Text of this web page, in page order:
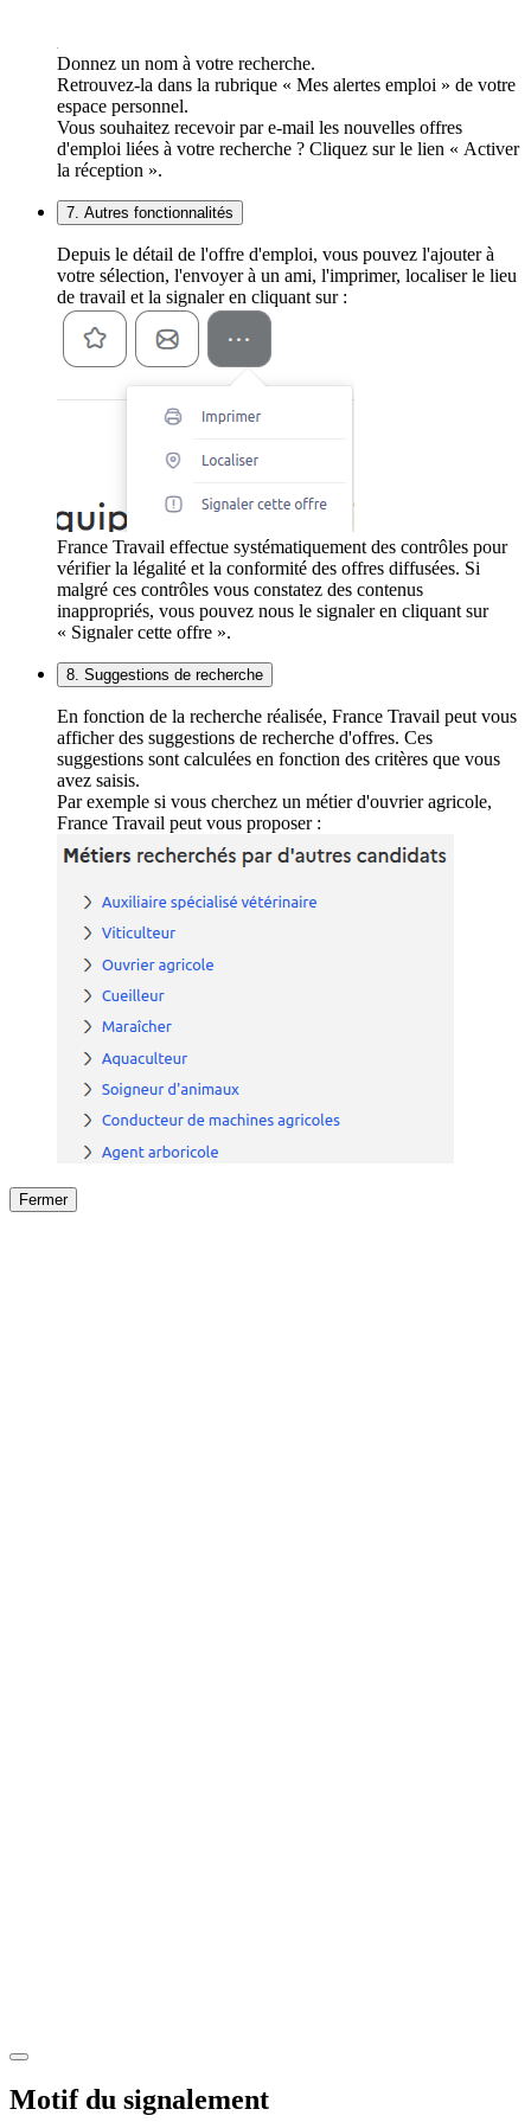
Donnez un nom à votre recherche.
Retrouvez-la dans la rubrique « Mes alertes emploi » de votre
espace personnel.
Vous souhaitez recevoir par e-mail les nouvelles offres
d'emploi liées à votre recherche ? Cliquez sur le lien « Activer
la réception ».
7. Autres fonctionnalités
Depuis le détail de l'offre d'emploi, vous pouvez l'ajouter à
votre sélection, l'envoyer à un ami, l'imprimer, localiser le lieu
de travail et la signaler en cliquant sur :
France Travail effectue systématiquement des contrôles pour
vérifier la légalité et la conformité des offres diffusées. Si
malgré ces contrôles vous constatez des contenus
inappropriés, vous pouvez nous le signaler en cliquant sur
« Signaler cette offre ».
8. Suggestions de recherche
En fonction de la recherche réalisée, France Travail peut vous
afficher des suggestions de recherche d'offres. Ces
suggestions sont calculées en fonction des critères que vous
avez saisis.
Par exemple si vous cherchez un métier d'ouvrier agricole,
France Travail peut vous proposer :
Fermer
Motif du signalement